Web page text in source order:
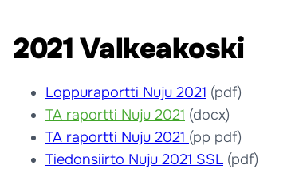
2021 Valkeakoski
Loppuraportti Nuju 2021 (pdf)
TA raportti Nuju 2021 (docx)
TA raportti Nuju 2021 (pp pdf)
Tiedonsiirto Nuju 2021 SSL (pdf)